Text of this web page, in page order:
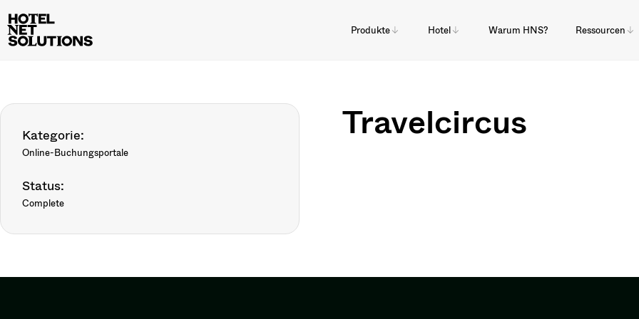
Produkte Hotel Warum HNS? Ressourcen
Kategorie:
Online-Buchungsportale
Status:
Complete
Travelcircus